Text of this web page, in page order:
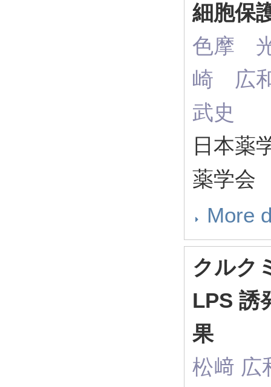
細胞保
色摩
崎 広
武史
日本薬
薬学会
More
クルク
LPS 誘
果
松﨑 広